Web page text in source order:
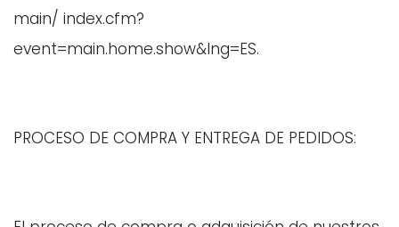
main/ index.cfm?
event=main.home.show&lng=ES.
PROCESO DE COMPRA Y ENTREGA DE PEDIDOS: